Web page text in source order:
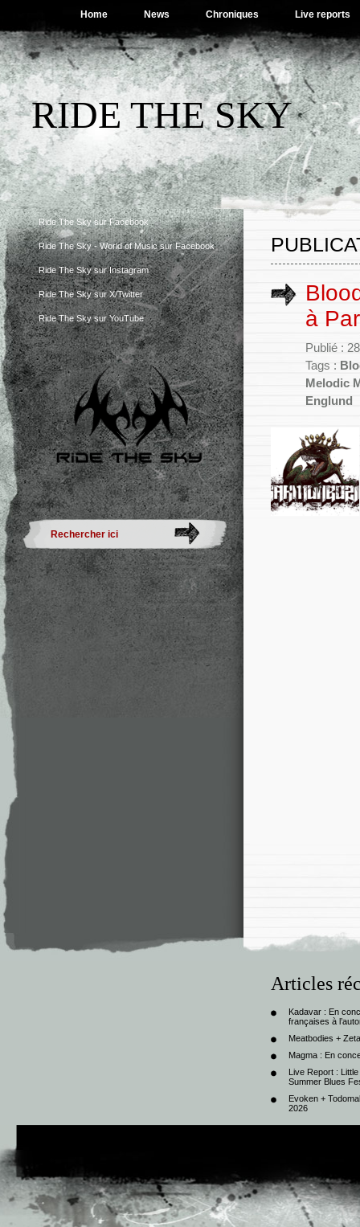
Home News Chroniques Live reports
RIDE THE SKY
Ride The Sky sur Facebook
Ride The Sky - World of Music sur Facebook
Ride The Sky sur Instagram
Ride The Sky sur X/Twitter
Ride The Sky sur YouTube
à
Publié :
Tags :
Melodic
Englund
Articles
Kadavar : En
françaises à
Meatbodies +
Magma : En
Live Report :
Summer Blues
Evoken +
2026